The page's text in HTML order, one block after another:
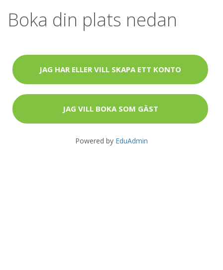
Boka din plats nedan
JAG HAR ELLER VILL SKAPA ETT KONTO
JAG VILL BOKA SOM GÄST
Powered by EduAdmin